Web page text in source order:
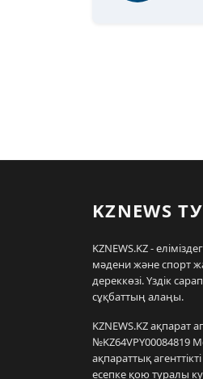
KZNEWS
KZNEWS.KZ -
мәдени және спорт
дереккөзі. Үздік
сұқбаттың алаңы.
KZNEWS.KZ ақпарат
№KZ64VPY00084819
ақпараттық
есепке қою туралы